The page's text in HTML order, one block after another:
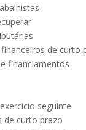
de curto
financiamentos
seguinte
de curto prazo